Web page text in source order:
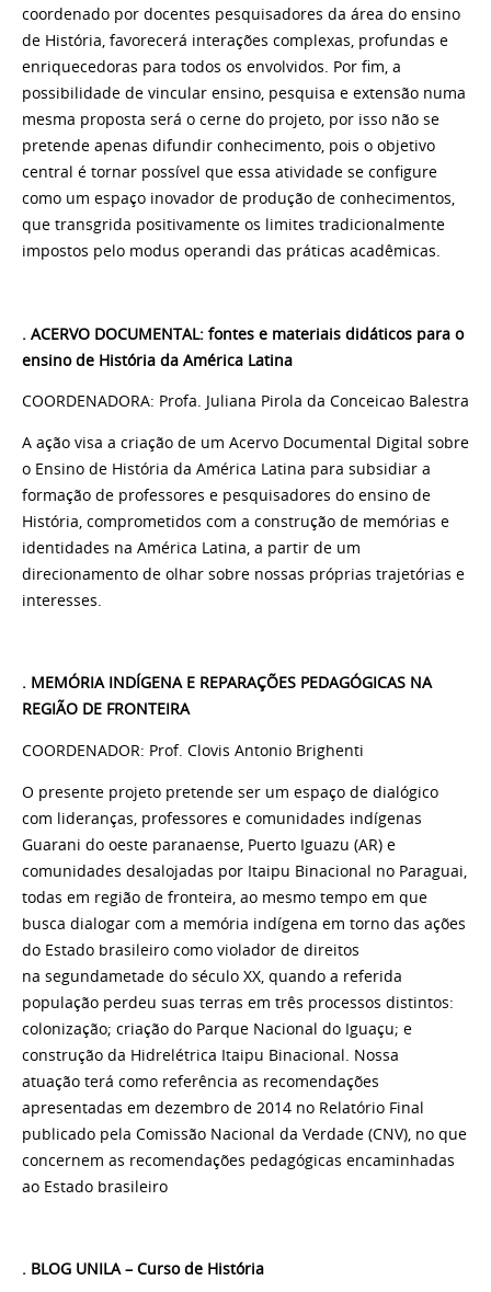
coordenado por docentes pesquisadores da área do ensino
de História, favorecerá interações complexas, profundas e
enriquecedoras para todos os envolvidos. Por fim, a
possibilidade de vincular ensino, pesquisa e extensão numa
mesma proposta será o cerne do projeto, por isso não se
pretende apenas difundir conhecimento, pois o objetivo
central é tornar possível que essa atividade se configure
como um espaço inovador de produção de conhecimentos,
que transgrida positivamente os limites tradicionalmente
impostos pelo modus operandi das práticas acadêmicas.
. ACERVO DOCUMENTAL: fontes e materiais didáticos para o
ensino de História da América Latina
COORDENADORA: Profa. Juliana Pirola da Conceicao Balestra
A ação visa a criação de um Acervo Documental Digital sobre
o Ensino de História da América Latina para subsidiar a
formação de professores e pesquisadores do ensino de
História, comprometidos com a construção de memórias e
identidades na América Latina, a partir de um
direcionamento de olhar sobre nossas próprias trajetórias e
interesses.
. MEMÓRIA INDÍGENA E REPARAÇÕES PEDAGÓGICAS NA
REGIÃO DE FRONTEIRA
COORDENADOR: Prof. Clovis Antonio Brighenti
O presente projeto pretende ser um espaço de dialógico
com lideranças, professores e comunidades indígenas
Guarani do oeste paranaense, Puerto Iguazu (AR) e
comunidades desalojadas por Itaipu Binacional no Paraguai,
todas em região de fronteira, ao mesmo tempo em que
busca dialogar com a memória indígena em torno das ações
do Estado brasileiro como violador de direitos
na segundametade do século XX, quando a referida
população perdeu suas terras em três processos distintos:
colonização; criação do Parque Nacional do Iguaçu; e
construção da Hidrelétrica Itaipu Binacional. Nossa
atuação terá como referência as recomendações
apresentadas em dezembro de 2014 no Relatório Final
publicado pela Comissão Nacional da Verdade (CNV), no que
concernem as recomendações pedagógicas encaminhadas
ao Estado brasileiro
. BLOG UNILA – Curso de História